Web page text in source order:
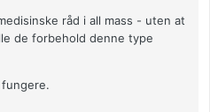
råd i all mass - uten at
de forbehold denne type